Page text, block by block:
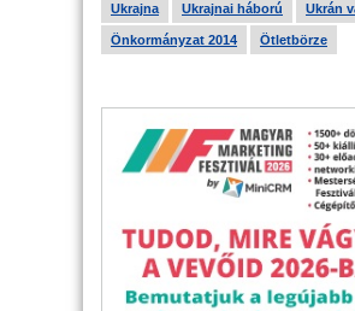
Ukrajna Ukrajnai háború Ukrán
Önkormányzat 2014 Ötletbörze